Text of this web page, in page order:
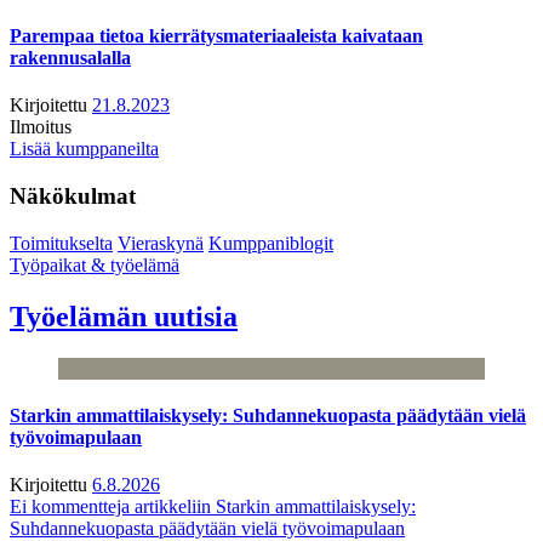
Parempaa tietoa kierrätysmateriaaleista kaivataan
rakennusalalla
Kirjoitettu 21.8.2023
Ilmoitus
Lisää kumppaneilta
Näkökulmat
Toimitukselta Vieraskynä Kumppaniblogit
Työpaikat & työelämä
Työelämän uutisia
Starkin ammattilaiskysely: Suhdannekuopasta päädytään vielä
työvoimapulaan
Kirjoitettu 6.8.2026
Ei kommentteja artikkeliin Starkin ammattilaiskysely:
Suhdannekuopasta päädytään vielä työvoimapulaan